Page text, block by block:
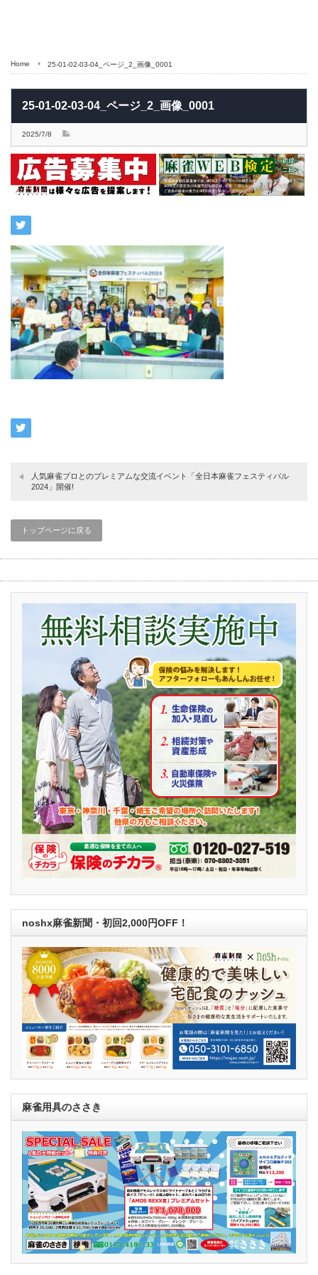
Home 25-01-02-03-04_ページ_2_画像_0001
25-01-02-03-04_ページ_2_画像_0001
2025/7/8
人気麻雀プロとのプレミアムな交流イベント「全日本麻雀フェスティバル
2024」開催!
トップページに戻る
noshx麻雀新聞・初回2,000円OFF！
麻雀用具のささき